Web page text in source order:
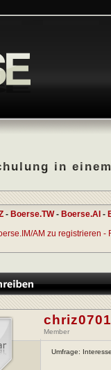
in
- Boerse.TW- Boerse.AI -
AM zu registrieren -
chriz0701
Member
Umfrage: